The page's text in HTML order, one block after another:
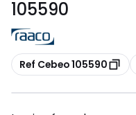
105590
Kopiëren
Ref Cebeo 105590